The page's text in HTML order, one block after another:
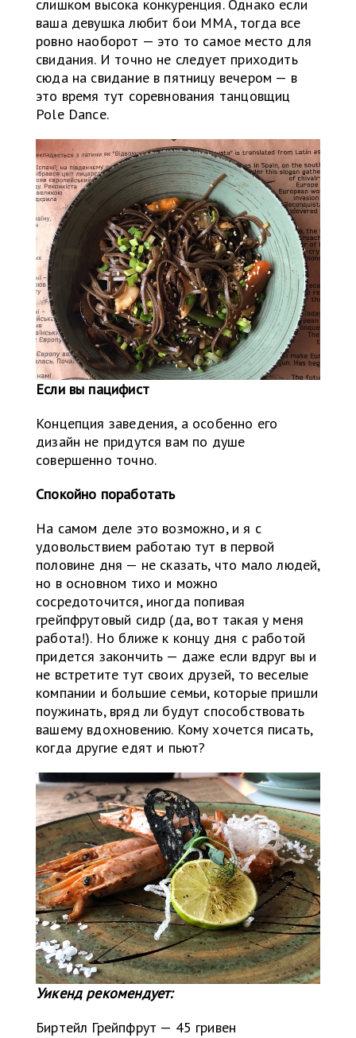
слишком высока конкуренция. Однако если
ваша девушка любит бои ММА, тогда все
ровно наоборот — это то самое место для
свидания. И точно не следует приходить
сюда на свидание в пятницу вечером — в
это время тут соревнования танцовщиц
Pole Dance.
Если вы пацифист
Концепция заведения, а особенно его
дизайн не придутся вам по душе
совершенно точно.
Спокойно поработать
На самом деле это возможно, и я с
удовольствием работаю тут в первой
половине дня — не сказать, что мало людей,
но в основном тихо и можно
сосредоточится, иногда попивая
грейпфрутовый сидр (да, вот такая у меня
работа!). Но ближе к концу дня с работой
придется закончить — даже если вдруг вы и
не встретите тут своих друзей, то веселые
компании и большие семьи, которые пришли
поужинать, вряд ли будут способствовать
вашему вдохновению. Кому хочется писать,
когда другие едят и пьют?
Уикенд рекомендует:
Биртейл Грейпфрут — 45 гривен